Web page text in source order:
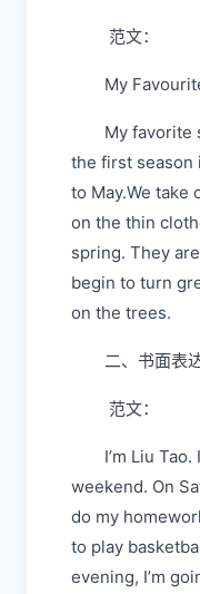
范文：
My
My favorite
the first season
to May.We take
on the thin
spring. They
begin to turn
on the trees.
二、书面表达
范文：
I’m Liu
weekend. On
do my
to play
evening, I’m